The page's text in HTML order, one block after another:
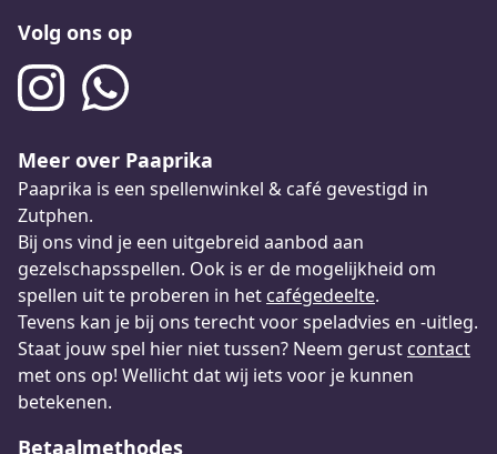
Volg ons op
Meer over Paaprika
Paaprika is een spellenwinkel & café gevestigd in
Zutphen.
Bij ons vind je een uitgebreid aanbod aan
gezelschapsspellen. Ook is er de mogelijkheid om
spellen uit te proberen in het cafégedeelte.
Tevens kan je bij ons terecht voor speladvies en -uitleg.
Staat jouw spel hier niet tussen? Neem gerust contact
met ons op! Wellicht dat wij iets voor je kunnen
betekenen.
Betaalmethodes